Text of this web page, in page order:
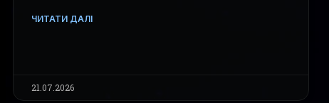
ЧИТАТИ ДАЛІ
21.07.2026